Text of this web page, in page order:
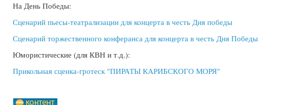
На День Победы:
Сценарий пьесы-театрализации для концерта в честь Дня победы
Сценарий торжественного конферанса для концерта в честь Дня Победы
Юмористические (для КВН и т.д.):
Прикольная сценка-гротеск "ПИРАТЫ КАРИБСКОГО МОРЯ"